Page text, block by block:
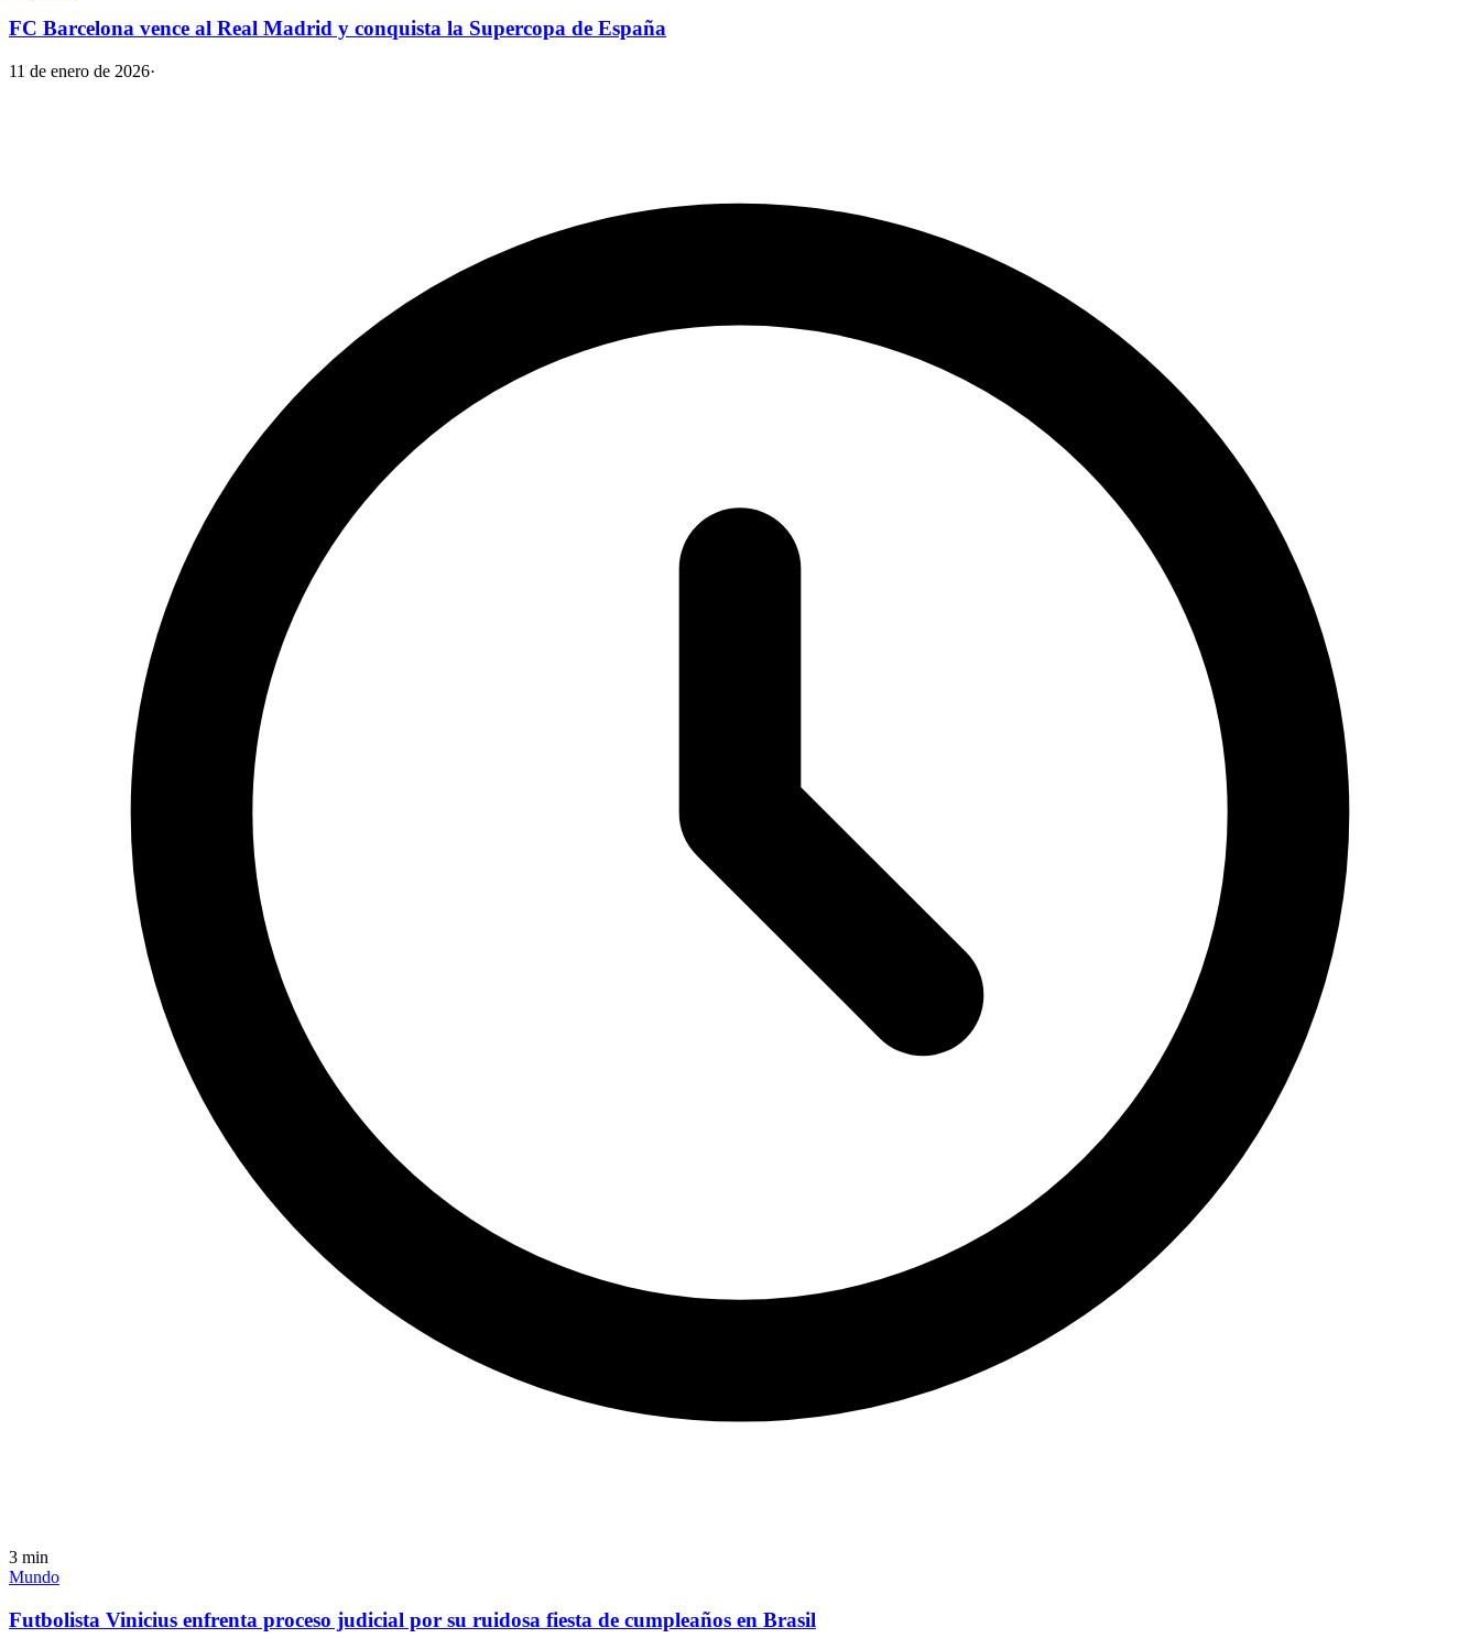
FC Barcelona vence al Real Madrid y conquista la Supercopa de España
11 de enero de 2026·
3 min
Mundo
Futbolista Vinicius enfrenta proceso judicial por su ruidosa fiesta de cumpleaños en Brasil